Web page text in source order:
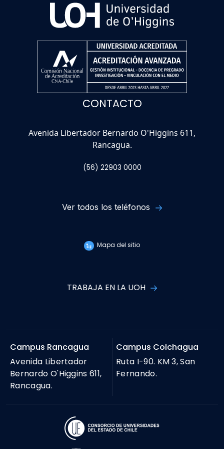
CONTACTO
Avenida Libertador Bernardo O'Higgins 611,
Rancagua.
(56) 22903 0000
Ver todos los teléfonos
Mapa del sitio
TRABAJA EN LA UOH
Campus Rancagua
Avenida Libertador
Bernardo O'Higgins 611,
Rancagua.
Campus Colchagua
Ruta I-90. KM 3, San
Fernando.